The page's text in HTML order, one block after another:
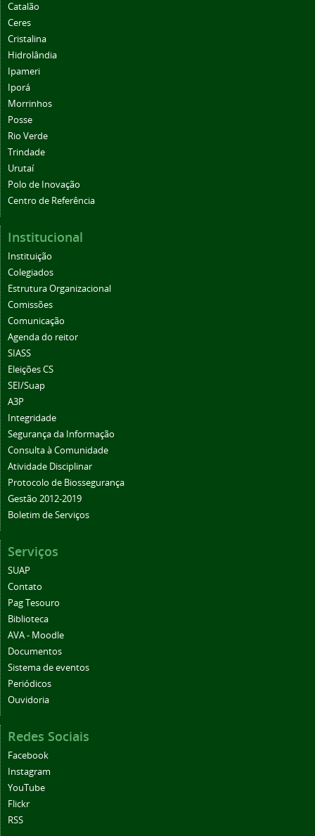
Catalão
Ceres
Cristalina
Hidrolândia
Ipameri
Iporá
Morrinhos
Posse
Rio Verde
Trindade
Urutaí
Polo de Inovação
Centro de Referência
Institucional
Instituição
Colegiados
Estrutura Organizacional
Comissões
Comunicação
Agenda do reitor
SIASS
Eleições CS
SEI/Suap
A3P
Integridade
Segurança da Informação
Consulta à Comunidade
Atividade Disciplinar
Protocolo de Biossegurança
Gestão 2012-2019
Boletim de Serviços
Serviços
SUAP
Contato
Pag Tesouro
Biblioteca
AVA - Moodle
Documentos
Sistema de eventos
Periódicos
Ouvidoria
Redes Sociais
Facebook
Instagram
YouTube
Flickr
RSS